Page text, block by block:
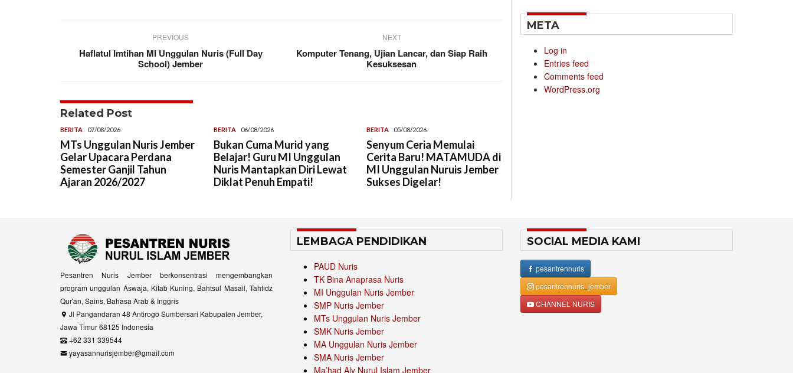
PREVIOUS
Haflatul Imtihan MI Unggulan Nuris (Full Day
School) Jember
NEXT
Komputer Tenang, Ujian Lancar, dan Siap Raih
Kesuksesan
Related Post
BERITA 07/08/2026
MTs Unggulan Nuris Jember
Gelar Upacara Perdana
Semester Ganjil Tahun
Ajaran 2026/2027
BERITA 06/08/2026
Bukan Cuma Murid yang
Belajar! Guru MI Unggulan
Nuris Mantapkan Diri Lewat
Diklat Penuh Empati!
BERITA 05/08/2026
Senyum Ceria Memulai
Cerita Baru! MATAMUDA di
MI Unggulan Nuruis Jember
Sukses Digelar!
META
Log in
Entries feed
Comments feed
WordPress.org
Pesantren Nuris Jember berkonsentrasi mengembangkan
program unggulan Aswaja, Kitab Kuning, Bahtsul Masail, Tahfidz
Qur'an, Sains, Bahasa Arab & Inggris
Jl Pangandaran 48 Antirogo Sumbersari Kabupaten Jember,
Jawa Timur 68125 Indonesia
+62 331 339544
yayasannurisjember@gmail.com
LEMBAGA PENDIDIKAN
PAUD Nuris
TK Bina Anaprasa Nuris
MI Unggulan Nuris Jember
SMP Nuris Jember
MTs Unggulan Nuris Jember
SMK Nuris Jember
MA Unggulan Nuris Jember
SMA Nuris Jember
Ma’had Aly Nurul Islam Jember
SOCIAL MEDIA KAMI
pesantrennuris
pesantrennuris_jember
CHANNEL NURIS